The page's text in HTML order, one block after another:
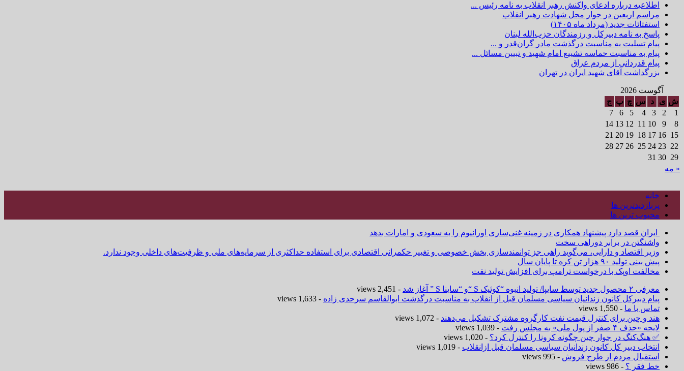
اطلاعیه درباره ادعای واکنش رهبر انقلاب به نامه رئیس ...
مراسم اربعین در جوار محل شهادت رهبر انقلاب
استفتائات جدید (مرداد ماه ۱۴۰۵)
پاسخ به نامه دبیرکل و رزمندگان حزب‌الله لبنان
پیام تسلیت به مناسبت درگذشت مادر گران‌قدر و ...
پیام به مناسبت حماسه تشییع امام شهید و تبیین مسائل ...
پیام قدردانی از مردم عراق
بزرگداشت آقای شهید ایران در تهران
آگوست 2026
ش ی د س چ پ ج
1
2
3
4
5
6
7
8
9
10
11
12
13
14
15
16
17
18
19
20
21
22
23
24
25
26
27
28
29
30
31
« مه
خانه
پربازدیدترین ها
محبوب ترین ها
ایران قصد دارد پیشنهاد همکاری در زمینه غنی‌سازی اورانیوم را به سعودی و امارات بدهد
واشنگتن در برابر دوراهی سخت
وزیر اقتصاد و دارایی، می‌گوید راهی جز توانمندسازی بخش خصوصی و تغییر حکمرانی اقتصادی برای استفاده حداکثری از سرمایه‌های ملی و ظرفیت‌های داخلی وجود ندارد.
پیش بینی تولید ۹۰ هزار تن کره تا پایان سال
مخالفت اوپک با درخواست ترامپ برای افزایش تولید نفت
معرفی ۲ محصول جدید توسط سایپا/ تولید انبوه “کوئیک S “و “ساینا S ” آغاز شد
- 2,451 views
پیام دبیرکل کانون زندانیان سیاسی مسلمان قبل از انقلاب به مناسبت درگذشت ابوالقاسم سرحدی زاده - 1,633 views
تماس با ما - 1,550 views
هند و چین برای کنترل قیمت نفت کارگروه مشترک تشکیل می‌دهند - 1,072 views
لایحه «حذف ۴ صفر از پول ملی» به مجلس رفت
- 1,039 views
✅ هنگ‌کنگ در جوار چین چگونه کرونا را کنترل کرد؟ - 1,020 views
انتخاب دبیر کل کانون زندانیان سیاسی مسلمان قبل ازانقلاب - 1,019 views
استقبال مردم از طرح فروش - 995 views
خط فقر ؟ - 986 views